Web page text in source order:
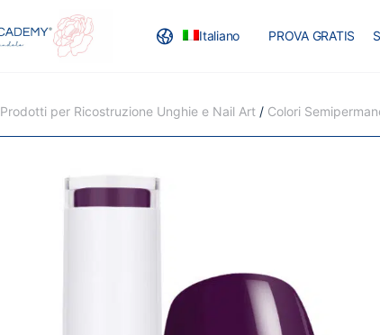
Italiano PROVA GRATIS
RECENSIONI MASTER BLOG
Prodotti per Ricostruzione Unghie e Nail Art / Colori